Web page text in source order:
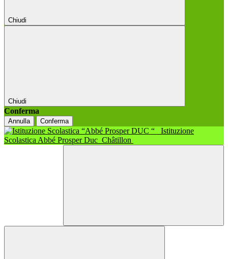
Chiudi
Chiudi
Conferma
Annulla Conferma
Istituzione
Scolastica Abbé Prosper Duc Châtillon